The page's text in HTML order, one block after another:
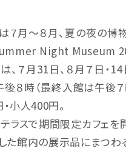
７月～８月、夏の夜の博
Night Museum
、７月31日、８月７日・14
８時（最終入館は午後７
小人400円。
ラスで期間限定カフェを開
た館内の展示品にまつわ